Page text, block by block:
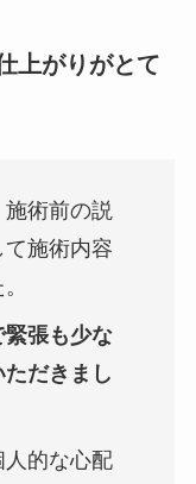
上がりがとて
術前の説
施術内容
張も少な
だきまし
人的な心配